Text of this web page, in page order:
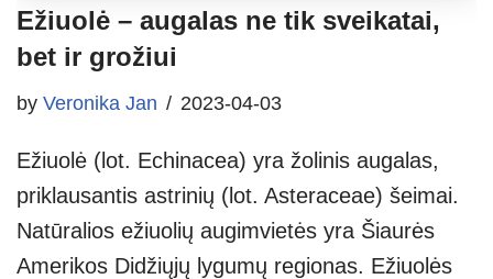
Ežiuolė – augalas ne tik sveikatai,
bet ir grožiui
by Veronika Jan 2023-04-03
Ežiuolė (lot. Echinacea) yra žolinis augalas,
priklausantis astrinių (lot. Asteraceae) šeimai.
Natūralios ežiuolių augimvietės yra Šiaurės
Amerikos Didžiųjų lygumų regionas. Ežiuolės